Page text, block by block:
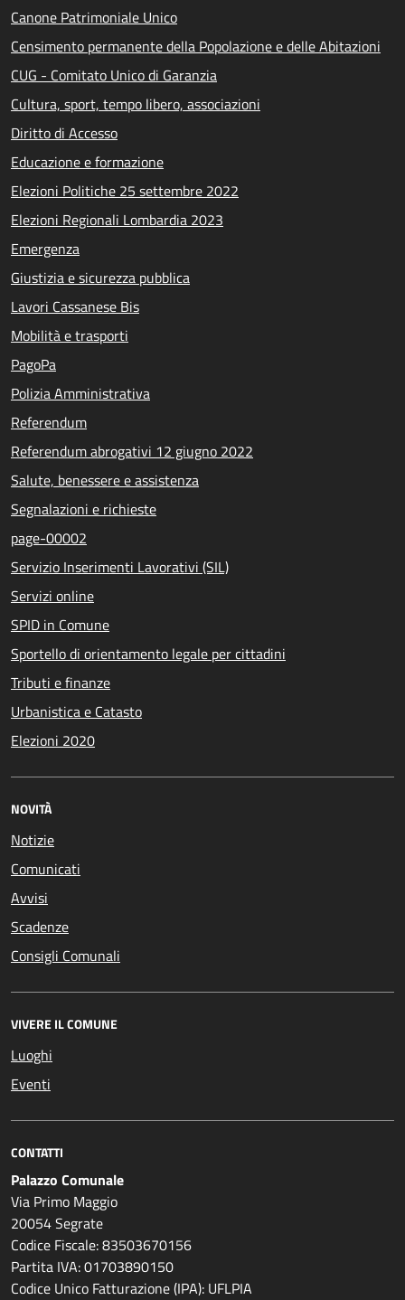
Canone Patrimoniale Unico
Censimento permanente della Popolazione e delle Abitazioni
CUG - Comitato Unico di Garanzia
Cultura, sport, tempo libero, associazioni
Diritto di Accesso
Educazione e formazione
Elezioni Politiche 25 settembre 2022
Elezioni Regionali Lombardia 2023
Emergenza
Giustizia e sicurezza pubblica
Lavori Cassanese Bis
Mobilità e trasporti
PagoPa
Polizia Amministrativa
Referendum
Referendum abrogativi 12 giugno 2022
Salute, benessere e assistenza
Segnalazioni e richieste
page-00002
Servizio Inserimenti Lavorativi (SIL)
Servizi online
SPID in Comune
Sportello di orientamento legale per cittadini
Tributi e finanze
Urbanistica e Catasto
Elezioni 2020
NOVITÀ
Notizie
Comunicati
Avvisi
Scadenze
Consigli Comunali
VIVERE IL COMUNE
Luoghi
Eventi
CONTATTI
Palazzo Comunale
Via Primo Maggio
20054 Segrate
Codice Fiscale: 83503670156
Partita IVA: 01703890150
Codice Unico Fatturazione (IPA): UFLPIA